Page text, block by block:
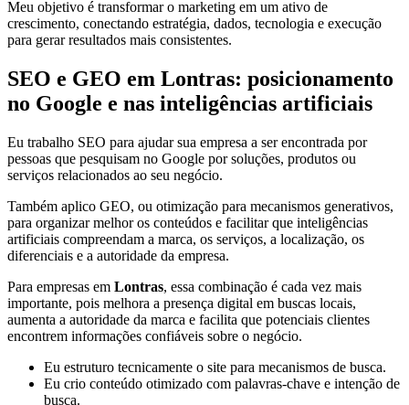
Meu objetivo é transformar o marketing em um ativo de
crescimento, conectando estratégia, dados, tecnologia e execução
para gerar resultados mais consistentes.
SEO e GEO em Lontras: posicionamento
no Google e nas inteligências artificiais
Eu trabalho SEO para ajudar sua empresa a ser encontrada por
pessoas que pesquisam no Google por soluções, produtos ou
serviços relacionados ao seu negócio.
Também aplico GEO, ou otimização para mecanismos generativos,
para organizar melhor os conteúdos e facilitar que inteligências
artificiais compreendam a marca, os serviços, a localização, os
diferenciais e a autoridade da empresa.
Para empresas em Lontras, essa combinação é cada vez mais
importante, pois melhora a presença digital em buscas locais,
aumenta a autoridade da marca e facilita que potenciais clientes
encontrem informações confiáveis sobre o negócio.
Eu estruturo tecnicamente o site para mecanismos de busca.
Eu crio conteúdo otimizado com palavras-chave e intenção de
busca.